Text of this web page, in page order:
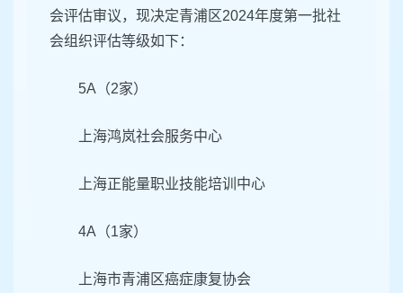
会评估审议，现决定青浦区2024年度第一批社
会组织评估等级如下：
5A（2家）
上海鸿岚社会服务中心
上海正能量职业技能培训中心
4A（1家）
上海市青浦区癌症康复协会